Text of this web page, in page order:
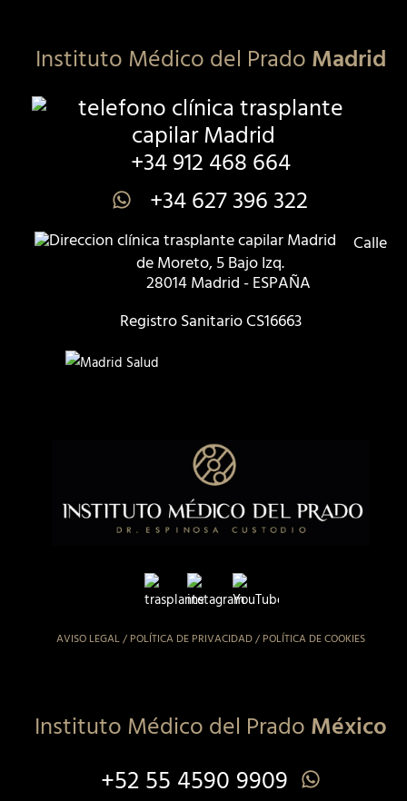
Instituto Médico del PradoMadrid
+34 912 468 664
+34 627 396 322
Calle
de Moreto, 5 Bajo Izq.
28014 Madrid - ESPAÑA
Registro Sanitario CS16663
AVISO LEGAL/ POLÍTICA DE PRIVACIDAD/ POLÍTICA DE COOKIES
Instituto Médico del PradoMéxico
+52 55 4590 9909